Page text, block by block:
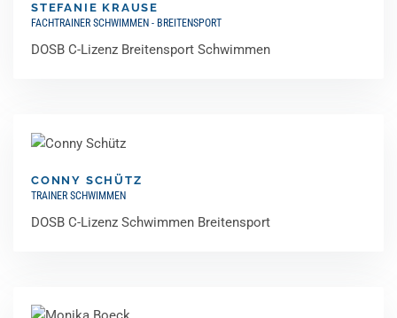
STEFANIE KRAUSE
FACHTRAINER SCHWIMMEN - BREITENSPORT
DOSB C-Lizenz Breitensport Schwimmen
CONNY SCHÜTZ
TRAINER SCHWIMMEN
DOSB C-Lizenz Schwimmen Breitensport